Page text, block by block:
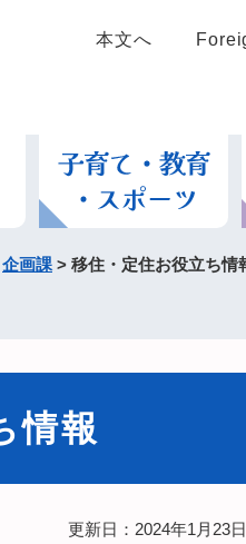
本文へ
企画課 > 移住・定住お役立ち情
情報
更新日：2024年1月23